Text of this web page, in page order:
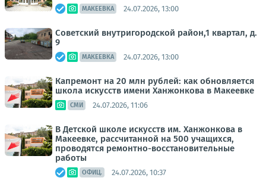
МАКЕЕВКА 24.07.2026, 13:00
Советский внутригородской район,1 квартал, д.
9
МАКЕЕВКА 24.07.2026, 13:00
Капремонт на 20 млн рублей: как обновляется
школа искусств имени Ханжонкова в Макеевке
СМИ 24.07.2026, 11:06
В Детской школе искусств им. Ханжонкова в
Макеевке, рассчитанной на 500 учащихся,
проводятся ремонтно-восстановительные
работы
ОФИЦ. 24.07.2026, 10:37